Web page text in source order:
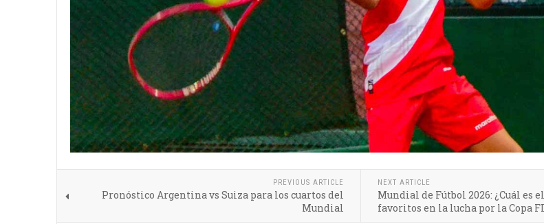
PREVIOUS ARTICLE
Pronóstico Argentina vs Suiza para los cuartos del
Mundial
NEXT ARTICLE
Mundial de Fútbol 2026: ¿Cuál es
favoritos en la lucha por la Copa